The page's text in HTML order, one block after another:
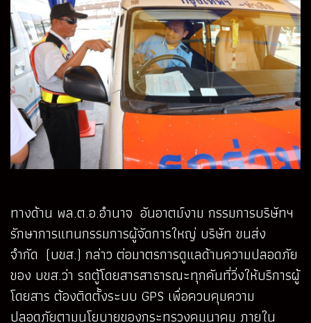
ทางด้าน พล.ต.อ.อำนาจ อันอาตม์งาม กรรมการบริษัทฯ
รักษาการแทนกรรมการผู้จัดการใหญ่ บริษัท ขนส่ง
จำกัด (บขส.) กล่าว ต่อมาตรการดูแลด้านความปลอดภัย
ของ บขส.ว่า รถตู้โดยสารสาธารณะทุกคันที่วิ่งให้บริการผู้
โดยสาร ต้องติดตั้งระบบ GPS เพื่อควบคุมความ
ปลอดภัยตามนโยบายของกระทรวงคมนาคม ภายใน